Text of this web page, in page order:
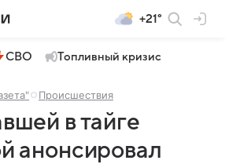
+21°
СВО Топливный кризис
Происшествия
в тайге
анонсировал